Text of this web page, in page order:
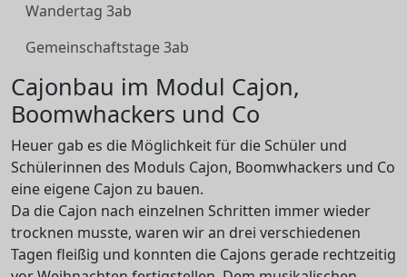
Wandertag 3ab
Gemeinschaftstage 3ab
Cajonbau im Modul Cajon,
Boomwhackers und Co
Heuer gab es die Möglichkeit für die Schüler und
Schülerinnen des Moduls Cajon, Boomwhackers und Co
eine eigene Cajon zu bauen.
Da die Cajon nach einzelnen Schritten immer wieder
trocknen musste, waren wir an drei verschiedenen
Tagen fleißig und konnten die Cajons gerade rechtzeitig